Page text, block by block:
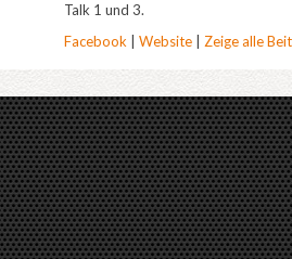
Talk 1 und 3.
Facebook
Website Zeige alle